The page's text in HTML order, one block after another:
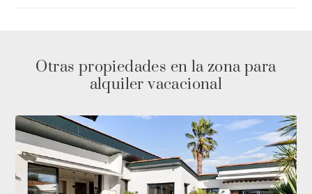
Otras propiedades en la zona para
alquiler vacacional